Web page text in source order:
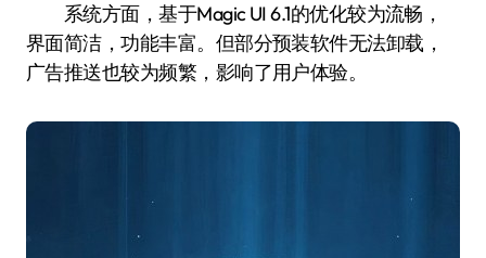
系统方面，基于Magic UI 6.1的优化较为流畅，
界面简洁，功能丰富。但部分预装软件无法卸载，
广告推送也较为频繁，影响了用户体验。